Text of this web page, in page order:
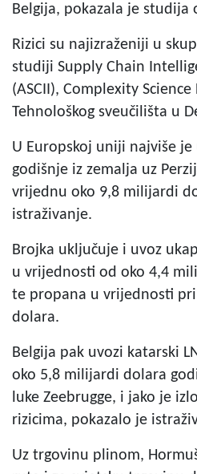
Belgija, pokazala je
Rizici su najizraženiji u
studiji Supply Chain
(ASCII), Complexity Science
Tehnološkog sveučilišta u
U Europskoj uniji najviše
godišnje iz zemalja uz
vrijednu oko 9,8 milijardi
istraživanje.
Brojka uključuje i uvoz
u vrijednosti od oko 4,4
te propana u vrijednosti
dolara.
Belgija pak uvozi katarski
oko 5,8 milijardi dolara
luke Zeebrugge, i jako je
rizicima, pokazalo je
Uz trgovinu plinom,